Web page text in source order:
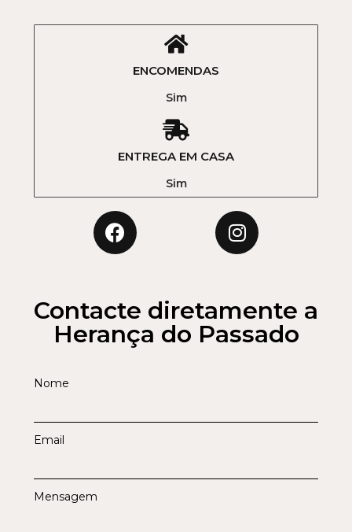
ENCOMENDAS
Sim
ENTREGA EM CASA
Sim
Contacte diretamente a
Herança do Passado
Nome
Email
Mensagem